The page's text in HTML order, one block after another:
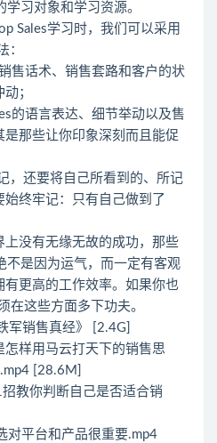
学习对象和学习资源。
Sales学习时，我们可以采用
：
售话术、销售套路和客户的状
；
的语言表达、细节举动以及售
那些让你印象深刻而且能促
，还要将自己所看到的、所记
终牢记：只有自己做到了
没有无缘无故的成功，那些
不是因为运气，而一定有客观
有更高的工作效率。如果你也
在这些方面多下功夫。
军销售真经》 [2.4G]
样用马云打天下的销售思
[28.6M]
教你判断自己是否适合销
平台和产品很重要.mp4